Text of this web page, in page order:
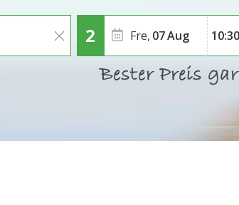
Fre, 07Aug